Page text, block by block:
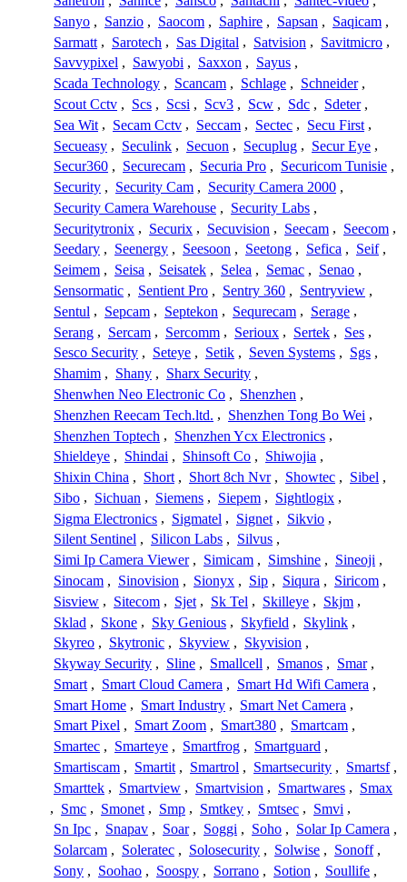
Sanyo , Sanzio , Saocom , Saphire , Sapsan , Saqicam ,
Sarmatt , Sarotech , Sas Digital , Satvision , Savitmicro ,
Savvypixel , Sawyobi , Saxxon , Sayus ,
Scada Technology , Scancam , Schlage , Schneider ,
Scout Cctv , Scs , Scsi , Scv3 , Scw , Sdc , Sdeter ,
Sea Wit , Secam Cctv , Seccam , Sectec , Secu First ,
Secueasy , Seculink , Secuon , Secuplug , Secur Eye ,
Secur360 , Securecam , Securia Pro , Securicom Tunisie ,
Security , Security Cam , Security Camera 2000 ,
Security Camera Warehouse , Security Labs ,
Securitytronix , Securix , Secuvision , Seecam , Seecom ,
Seedary , Seenergy , Seesoon , Seetong , Sefica , Seif ,
Seimem , Seisa , Seisatek , Selea , Semac , Senao ,
Sensormatic , Sentient Pro , Sentry 360 , Sentryview ,
Sentul , Sepcam , Septekon , Sequrecam , Serage ,
Serang , Sercam , Sercomm , Serioux , Sertek , Ses ,
Sesco Security , Seteye , Setik , Seven Systems , Sgs ,
Shamim , Shany , Sharx Security ,
Shenwhen Neo Electronic Co , Shenzhen ,
Shenzhen Reecam Tech.ltd. , Shenzhen Tong Bo Wei ,
Shenzhen Toptech , Shenzhen Ycx Electronics ,
Shieldeye , Shindai , Shinsoft Co , Shiwojia ,
Shixin China , Short , Short 8ch Nvr , Showtec , Sibel ,
Sibo , Sichuan , Siemens , Siepem , Sightlogix ,
Sigma Electronics , Sigmatel , Signet , Sikvio ,
Silent Sentinel , Silicon Labs , Silvus ,
Simi Ip Camera Viewer , Simicam , Simshine , Sineoji ,
Sinocam , Sinovision , Sionyx , Sip , Siqura , Siricom ,
Sisview , Sitecom , Sjet , Sk Tel , Skilleye , Skjm ,
Sklad , Skone , Sky Genious , Skyfield , Skylink ,
Skyreo , Skytronic , Skyview , Skyvision ,
Skyway Security , Sline , Smallcell , Smanos , Smar ,
Smart , Smart Cloud Camera , Smart Hd Wifi Camera ,
Smart Home , Smart Industry , Smart Net Camera ,
Smart Pixel , Smart Zoom , Smart380 , Smartcam ,
Smartec , Smarteye , Smartfrog , Smartguard ,
Smartiscam , Smartit , Smartrol , Smartsecurity , Smartsf ,
Smarttek , Smartview , Smartvision , Smartwares , Smax
, Smc , Smonet , Smp , Smtkey , Smtsec , Smvi ,
Sn Ipc , Snapav , Soar , Soggi , Soho , Solar Ip Camera ,
Solarcam , Soleratec , Solosecurity , Solwise , Sonoff ,
Sony , Soohao , Soospy , Sorrano , Sotion , Soullife ,